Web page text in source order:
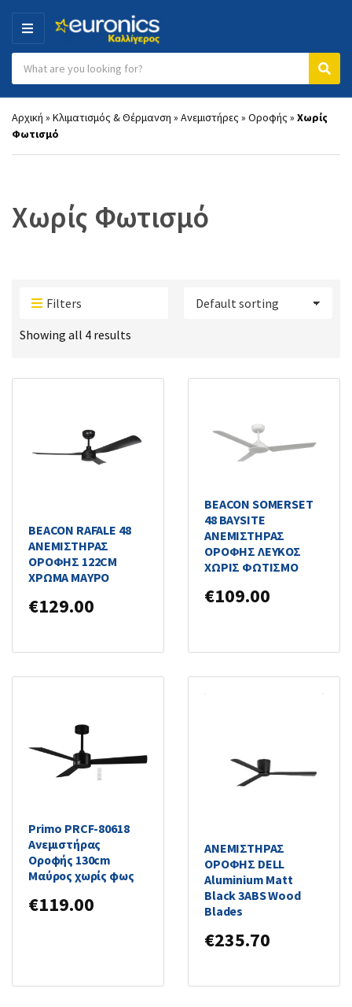
MENU
Category name
Αρχική » Κλιματισμός & Θέρμανση » Ανεμιστήρες » Οροφής » Χωρίς
Φωτισμό
Χωρίς Φωτισμό
Filters
Showing all 4 results
BEACON RAFALE 48
ΑΝΕΜΙΣΤΗΡΑΣ
ΟΡΟΦΗΣ 122CM
ΧΡΩΜΑ ΜΑΥΡΟ
€129.00
BEACON SOMERSET
48 ΒΑΥSITE
ΑΝΕΜΙΣΤΗΡΑΣ
ΟΡΟΦΗΣ ΛΕΥΚΟΣ
ΧΩΡΙΣ ΦΩΤΙΣΜΟ
€109.00
Primo PRCF-80618
Ανεμιστήρας
Οροφής 130cm
Μαύρος χωρίς φως
€119.00
ΑΝΕΜΙΣΤΗΡΑΣ
ΟΡΟΦΗΣ DELL
Aluminium Matt
Black 3ABS Wood
Blades
€235.70